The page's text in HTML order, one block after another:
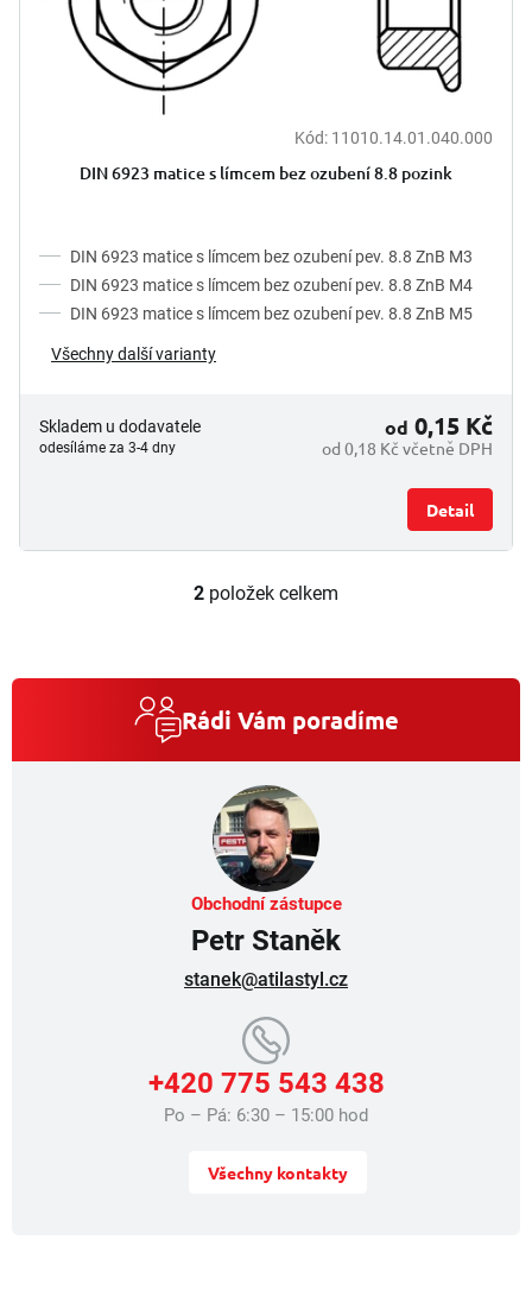
Kód: 11010.14.01.040.000
DIN 6923 matice s límcem bez ozubení 8.8 pozink
DIN 6923 matice s límcem bez ozubení pev. 8.8 ZnB M3
DIN 6923 matice s límcem bez ozubení pev. 8.8 ZnB M4
DIN 6923 matice s límcem bez ozubení pev. 8.8 ZnB M5
Všechny další varianty
Skladem u dodavatele
odesíláme za 3-4 dny od 0,18 Kč včetně DPH
od 0,15 Kč
Detail
O
a
í
p
r
v
k
y
v
p
s
2 položek celkem
Rádi Vám poradíme
Obchodní zástupce
Petr Staněk
stanek@atilastyl.cz
+420 775 543 438
Po – Pá: 6:30 – 15:00 hod
Všechny kontakty